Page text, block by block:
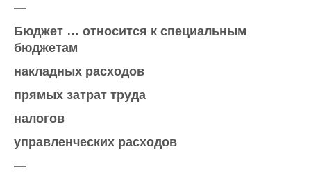
—
Бюджет … относится к специальным
бюджетам
накладных расходов
прямых затрат труда
налогов
управленческих расходов
—